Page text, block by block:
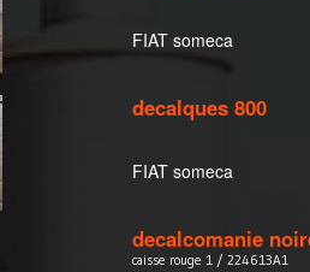
FIAT someca
decalques 800
FIAT someca
decalcomanie
caisse rouge 1 / 224613A1